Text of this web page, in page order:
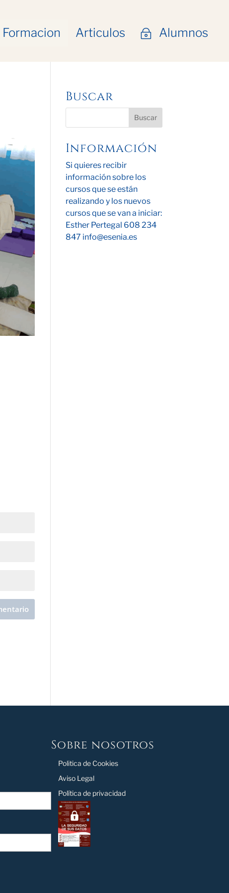
Formacion Articulos ~ Alumnos
Buscar
Información
Si quieres recibir
información sobre los
cursos que se están
realizando y los nuevos
cursos que se van a iniciar:
Esther Pertegal 608 234
847 info@esenia.es
Sobre nosotros
Politica de Cookies
Aviso Legal
Política de privacidad